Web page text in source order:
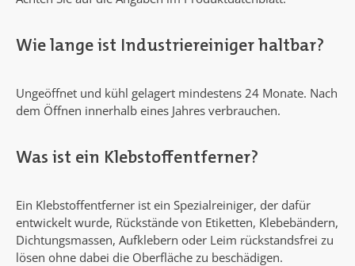
Wie lange ist Industriereiniger haltbar?
Ungeöffnet und kühl gelagert mindestens 24 Monate. Nach
dem Öffnen innerhalb eines Jahres verbrauchen.
Was ist ein Klebstoffentferner?
Ein Klebstoffentferner ist ein Spezialreiniger, der dafür
entwickelt wurde, Rückstände von Etiketten, Klebebändern,
Dichtungsmassen, Aufklebern oder Leim rückstandsfrei zu
lösen ohne dabei die Oberfläche zu beschädigen.